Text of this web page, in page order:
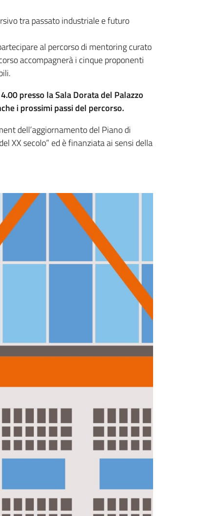
tra passato industriale e futuro
al percorso di mentoring curato
accompagnerà i cinque proponenti
presso la Sala Dorata del Palazzo
i prossimi passi del percorso.
dell’aggiornamento del Piano di
XX secolo” ed è finanziata ai sensi della